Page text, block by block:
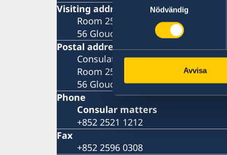
Nödvändig
Avvisa
Visiting address
Room 2501, 25/F., BEA Harbour
56 Gloucester Road, Wanchai,
Postal address
Consulate General of Sweden
Room 2501, 25/F., BEA Harbour
56 Gloucester Road, Wanchai,
Phone
Consular matters
+852 2521 1212
Fax
+852 2596 0308